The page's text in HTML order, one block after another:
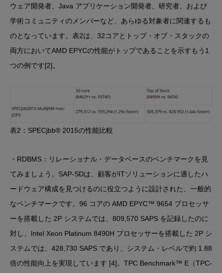
ウェア開発者、Java アプリケーション開発者、研究者、および
学術コミュニティのメンバーなど、あらゆる対象者に関連するも
のとなっています。表2は、32コアとトップ・オブ・スタックの
両方においてAMD EPYCの性能がトップであることを示すもう1
つの例です[2]。
表2：SPECjbb® 2015の性能比較
・RDBMS：リレーショナル・データベースのベンチマークを見
てみましょう。SAP-SDは、顧客がITソリューションに適したハ
ードウェア構成を見つけるのに役立つように設計された、一般的
なベンチマークです。96 コアの AMD EPYC™ 9654 プロセッサ
ーを搭載した 2P システムでは、809,570 SAPS を記録したのに
対し、Intel Xeon Platinum 8490H プロセッサーを搭載した 2P シ
ステムでは、428,730 SAPS であり、システム・レベルで約 1.88
倍の性能向上を実現しています [4]。TPC Benchmark™ E（TPC-